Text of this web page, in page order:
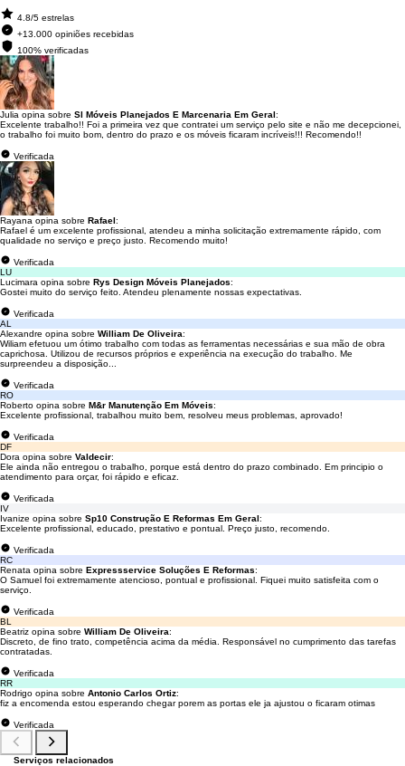
4.8/5 estrelas
+13.000 opiniões recebidas
100% verificadas
Julia opina sobre Sl Móveis Planejados E Marcenaria Em Geral:
Excelente trabalho!! Foi a primeira vez que contratei um serviço pelo site e não me decepcionei,
o trabalho foi muito bom, dentro do prazo e os móveis ficaram incríveis!!! Recomendo!!
Verificada
Rayana opina sobre Rafael:
Rafael é um excelente profissional, atendeu a minha solicitação extremamente rápido, com
qualidade no serviço e preço justo. Recomendo muito!
Verificada
LU
Lucimara opina sobre Rys Design Móveis Planejados:
Gostei muito do serviço feito. Atendeu plenamente nossas expectativas.
Verificada
AL
Alexandre opina sobre William De Oliveira:
Wiliam efetuou um ótimo trabalho com todas as ferramentas necessárias e sua mão de obra
caprichosa. Utilizou de recursos próprios e experiência na execução do trabalho. Me
surpreendeu a disposição...
Verificada
RO
Roberto opina sobre M&r Manutenção Em Móveis:
Excelente profissional, trabalhou muito bem, resolveu meus problemas, aprovado!
Verificada
DF
Dora opina sobre Valdecir:
Ele ainda não entregou o trabalho, porque está dentro do prazo combinado. Em principio o
atendimento para orçar, foi rápido e eficaz.
Verificada
IV
Ivanize opina sobre Sp10 Construção E Reformas Em Geral:
Excelente profissional, educado, prestativo e pontual. Preço justo, recomendo.
Verificada
RC
Renata opina sobre Expressservice Soluções E Reformas:
O Samuel foi extremamente atencioso, pontual e profissional. Fiquei muito satisfeita com o
serviço.
Verificada
BL
Beatriz opina sobre William De Oliveira:
Discreto, de fino trato, competência acima da média. Responsável no cumprimento das tarefas
contratadas.
Verificada
RR
Rodrigo opina sobre Antonio Carlos Ortiz:
fiz a encomenda estou esperando chegar porem as portas ele ja ajustou o ficaram otimas
Verificada
Serviços relacionados